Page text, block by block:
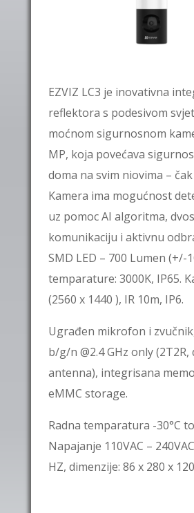
EZVIZ LC3 je inovativna
reflektora s podesivom
moćnom sigurnosnom
MP, koja povećava
doma na svim niovima –
Kamera ima mogućnost
uz pomoc AI algoritma,
komunikaciju i aktivnu
SMD LED – 700 Lumen (+/-
temparature: 3000K, IP65.
(2560 x 1440 ), IR 10m, IP6.
Ugrađen mikrofon i zvučnik,
b/g/n @2.4 GHz only (2T2R,
antenna), integrisana
eMMC storage.
Radna temparatura -30°C to
Napajanje 110VAC –
HZ, dimenzije: 86 x 280 x